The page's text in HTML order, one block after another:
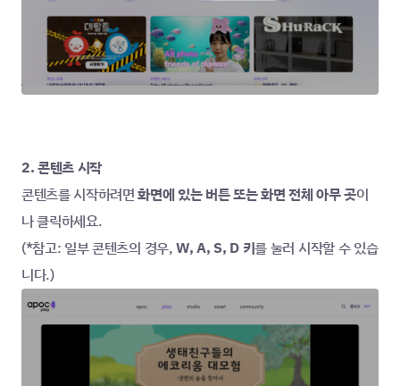
2. 콘텐츠 시작
콘텐츠를 시작하려면 화면에 있는 버튼 또는 화면 전체 아무 곳이
나 클릭하세요.
(*참고: 일부 콘텐츠의 경우, W, A, S, D 키를 눌러 시작할 수 있습
니다.)